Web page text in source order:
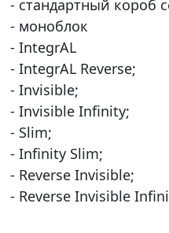
- стандартный короб
- моноблок
- IntegrAL
- IntegrAL Reverse;
- Invisible;
- Invisible Infinity;
- Slim;
- Infinity Slim;
- Reverse Invisible;
- Reverse Invisible